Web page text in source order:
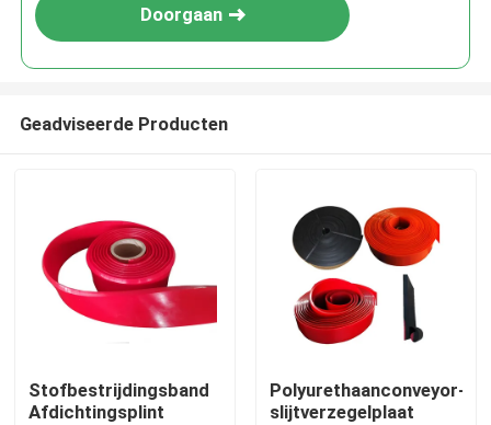
Doorgaan
Geadviseerde Producten
Stofbestrijdingsband
Afdichtingsplint
Polyurethaanconveyor-
slijtverzegelplaat